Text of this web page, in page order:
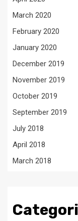
March 2020
February 2020
January 2020
December 2019
November 2019
October 2019
September 2019
July 2018
April 2018
March 2018